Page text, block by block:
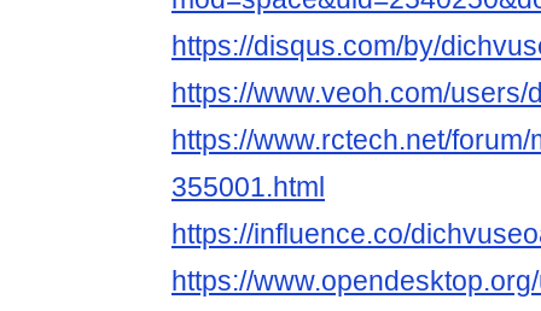
https://disqus.com/by/
https://www.veoh.com/users/
https://www.rctech.net/
355001.html
https://influence.co/
https://